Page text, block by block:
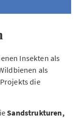
Insekten als
als
die
Sandstrukturen,